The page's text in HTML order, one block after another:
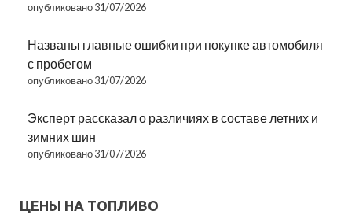
опубликовано 31/07/2026
Названы главные ошибки при покупке автомобиля
с пробегом
опубликовано 31/07/2026
Эксперт рассказал о различиях в составе летних и
зимних шин
опубликовано 31/07/2026
ЦЕНЫ НА ТОПЛИВО